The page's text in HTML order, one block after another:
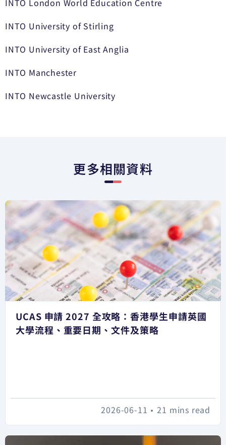
INTO London World Education Centre
INTO University of Stirling
INTO University of East Anglia
INTO Manchester
INTO Newcastle University
更多相關資料
UCAS 申請 2027 全攻略：香港學生申請英國
大學流程、重要日期、文件及策略
21 mins read
•
2026-06-11